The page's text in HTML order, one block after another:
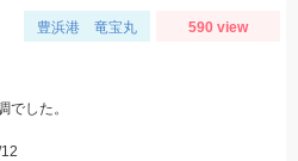
豊浜港 竜宝丸 590 view
でした。